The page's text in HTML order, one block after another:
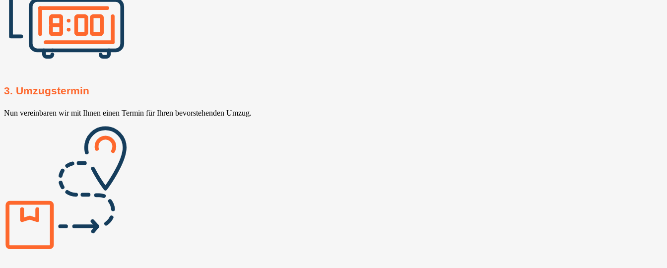
3. Umzugstermin
Nun vereinbaren wir mit Ihnen einen Termin für Ihren bevorstehenden Umzug.